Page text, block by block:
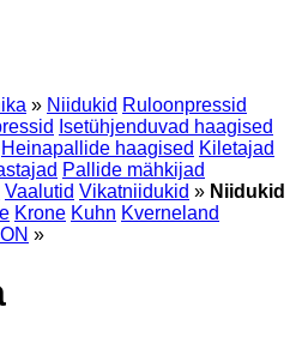
» Niidukid Ruloonpressid
Isetühjenduvad haagised
Heinapallide haagised Kiletajad
Pallide mähkijad
Vaalutid Vikatniidukid » Niidukid
Krone Kuhn Kverneland
»